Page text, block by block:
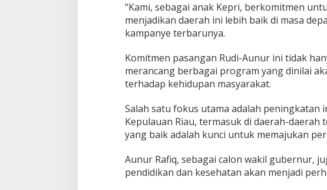
e
n
B
g
u
n
e
p
u
u
a
“Kami, sebagai anak Kepri, berkomitmen
menjadikan daerah ini lebih baik di masa
kampanye terbarunya.
Komitmen pasangan Rudi-Aunur ini tidak
merancang berbagai program yang dinilai
terhadap kehidupan masyarakat.
Salah satu fokus utama adalah
Kepulauan Riau, termasuk di daerah-
yang baik adalah kunci untuk memajukan
Aunur Rafiq, sebagai calon wakil gubernur,
pendidikan dan kesehatan akan menjadi